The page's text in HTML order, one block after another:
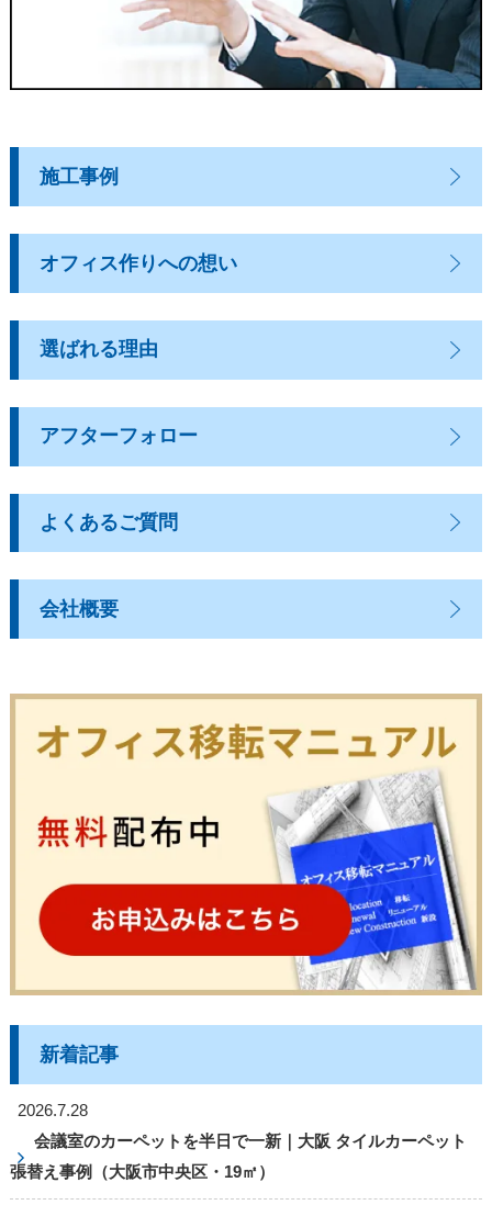
施工事例
オフィス作りへの想い
選ばれる理由
アフターフォロー
よくあるご質問
会社概要
新着記事
2026.7.28
会議室のカーペットを半日で一新｜大阪 タイルカーペット
張替え事例（大阪市中央区・19㎡）